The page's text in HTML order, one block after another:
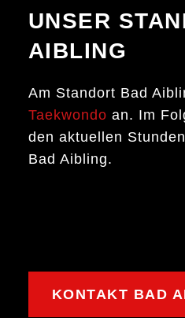
UNSER
AIBLING
Am Standort Bad
Taekwondo an. Im
den aktuellen
Bad Aibling.
KONTAKT BAD